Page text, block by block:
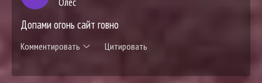
Допами огонь сайт говно
Комментировать Цитировать